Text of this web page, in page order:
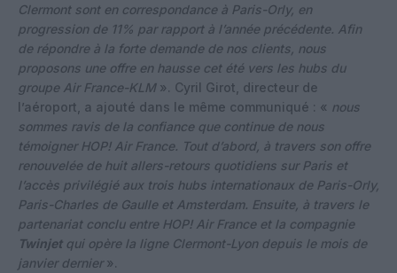
Clermont sont en correspondance à Paris-Orly, en
progression de 11% par rapport à l’année précédente. Afin
de répondre à la forte demande de nos clients, nous
proposons une offre en hausse cet été vers les hubs du
groupe Air France-KLM». Cyril Girot, directeur de
l’aéroport, a ajouté dans le même communiqué : « nous
sommes ravis de la confiance que continue de nous
témoigner HOP! Air France. Tout d’abord, à travers son offre
renouvelée de huit allers-retours quotidiens sur Paris et
l’accès privilégié aux trois hubs internationaux de Paris-Orly,
Paris-Charles de Gaulle et Amsterdam. Ensuite, à travers le
partenariat conclu entre HOP! Air France et la compagnie
Twinjetqui opère la ligne Clermont-Lyon depuis le mois de
janvier dernier».